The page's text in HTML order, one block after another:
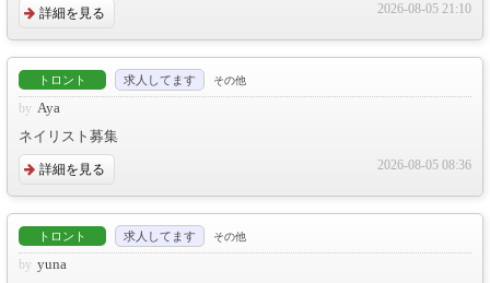
詳細を見る 2026-08-05 21:10
トロント 求人してます その他
Aya
ネイリスト募集
詳細を見る 2026-08-05 08:36
トロント 求人してます その他
yuna